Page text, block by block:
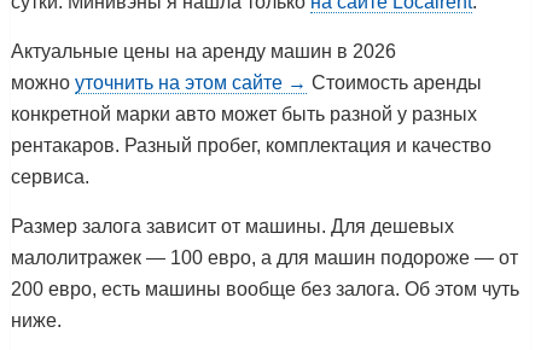
Актуальные цены на аренду машин в 2026
можно уточнить на этом сайте → Стоимость аренды
конкретной марки авто может быть разной у разных
рентакаров. Разный пробег, комплектация и качество
сервиса.
Размер залога зависит от машины. Для дешевых
малолитражек — 100 евро, а для машин подороже — от
200 евро, есть машины вообще без залога. Об этом чуть
ниже.